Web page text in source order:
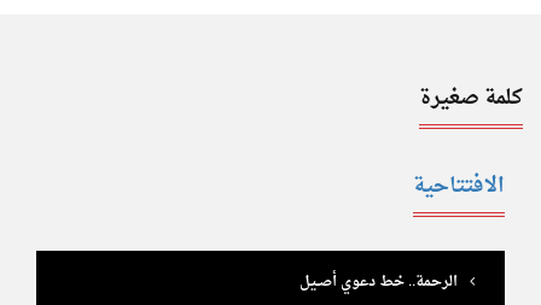
كلمة صغيرة
الافتتاحية
الرحمة.. خط دعوي أصــيل